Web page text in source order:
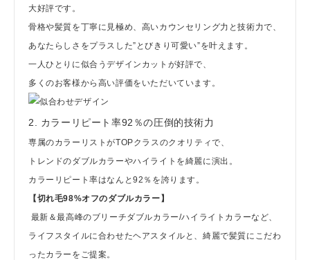
大好評です。
骨格や髪質を丁寧に見極め、高いカウンセリング力と技術力で、
あなたらしさをプラスした”とびきり可愛い”を叶えます。
一人ひとりに似合うデザインカットが好評で、
多くのお客様から高い評価をいただいています。
2. カラーリピート率92％の圧倒的技術力
専属のカラーリストがTOPクラスのクオリティで、
トレンドのダブルカラーやハイライトを綺麗に演出。
カラーリピート率はなんと92％を誇ります。
【切れ毛98%オフのダブルカラー】
最新＆最高峰のブリーチダブルカラー/ハイライトカラーなど、
ライフスタイルに合わせたヘアスタイルと、綺麗で髪質にこだわ
ったカラーをご提案。